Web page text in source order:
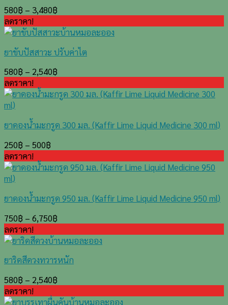
580฿ – 3,480฿
ลดราคา!
ยาขับปัสสาวะ ปรับค่าไต
580฿ – 2,540฿
ลดราคา!
ยาดองน้ำมะกรูด 300 มล. (Kaffir Lime Liquid Medicine 300 ml)
250฿ – 500฿
ลดราคา!
ยาดองน้ำมะกรูด 950 มล. (Kaffir Lime Liquid Medicine 950 ml)
750฿ – 6,750฿
ลดราคา!
ยาริดสีดวงทวารหนัก
580฿ – 2,540฿
ลดราคา!